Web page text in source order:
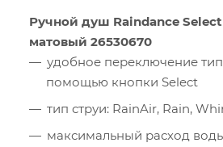
Ручной душ Raindance
матовый 26530670
удобное переключение
помощью кнопки Select
тип струи: RainAir, Rain,
максимальный расход